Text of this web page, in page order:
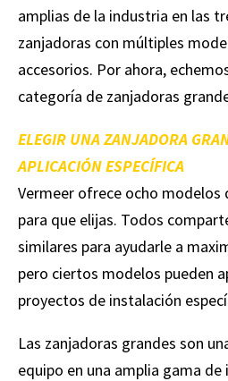
amplias de la industria en las
zanjadoras con múltiples
accesorios. Por ahora,
categoría de zanjadoras
ELEGIR UNA ZANJADORA
APLICACIÓN ESPECÍFICA
Vermeer ofrece ocho modelos
para que elijas. Todos
similares para ayudarle a
pero ciertos modelos pueden
proyectos de instalación
Las zanjadoras grandes son
equipo en una amplia gama